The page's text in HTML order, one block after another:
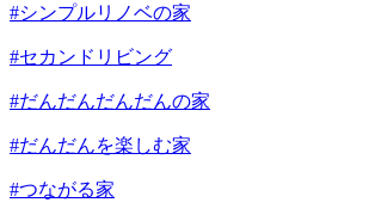
#シンプルリノベの家
#セカンドリビング
#だんだんだんだんの家
#だんだんを楽しむ家
#つながる家